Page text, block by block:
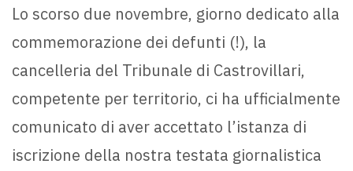
Lo scorso due novembre, giorno dedicato alla
commemorazione dei defunti (!), la
cancelleria del Tribunale di Castrovillari,
competente per territorio, ci ha ufficialmente
comunicato di aver accettato l’istanza di
iscrizione della nostra testata giornalistica